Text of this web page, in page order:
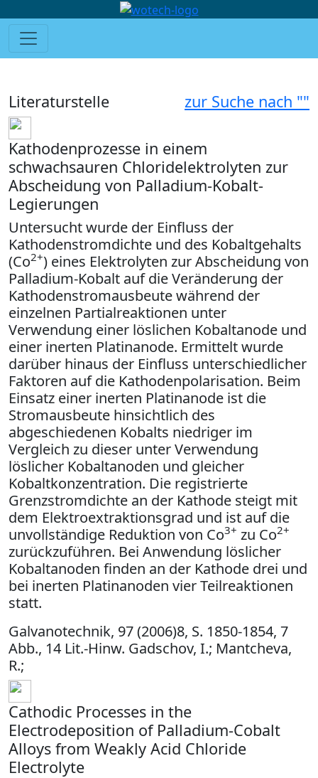
Literaturstelle zur Suche nach ""
Kathodenprozesse in einem
schwachsauren Chloridelektrolyten zur
Abscheidung von Palladium-Kobalt-
Legierungen
Untersucht wurde der Einfluss der
Kathodenstromdichte und des Kobaltgehalts
(Co2+) eines Elektrolyten zur Abscheidung von
Palladium-Kobalt auf die Veränderung der
Kathodenstromausbeute während der
einzelnen Partialreaktionen unter
Verwendung einer löslichen Kobaltanode und
einer inerten Platinanode. Ermittelt wurde
darüber hinaus der Einfluss unterschiedlicher
Faktoren auf die Kathodenpolarisation. Beim
Einsatz einer inerten Platinanode ist die
Stromausbeute hinsichtlich des
abgeschiedenen Kobalts niedriger im
Vergleich zu dieser unter Verwendung
löslicher Kobaltanoden und gleicher
Kobaltkonzentration. Die registrierte
Grenzstromdichte an der Kathode steigt mit
dem Elektroextraktionsgrad und ist auf die
unvollständige Reduktion von Co3+ zu Co2+
zurückzuführen. Bei Anwendung löslicher
Kobaltanoden finden an der Kathode drei und
bei inerten Platinanoden vier Teilreaktionen
statt.
Galvanotechnik, 97 (2006)8, S. 1850-1854, 7
Abb., 14 Lit.-Hinw. Gadschov, I.; Mantcheva,
R.;
Cathodic Processes in the
Electrodeposition of Palladium-Cobalt
Alloys from Weakly Acid Chloride
Electrolyte